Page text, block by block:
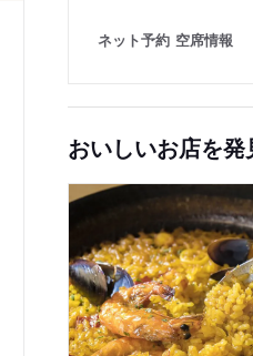
ネット予約 空席情報
おいしいお店を発